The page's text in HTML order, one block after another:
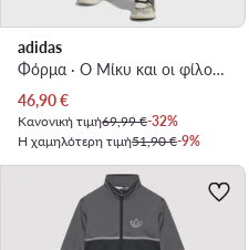
adidas
Φόρμα · Ο Μίκυ και οι φίλοι του · Μπλε
Τρέχουσα τιμή
46,90€
Κανονική τιμή69,99 €-32%
Η χαμηλότερη τιμή51,90 €-9%